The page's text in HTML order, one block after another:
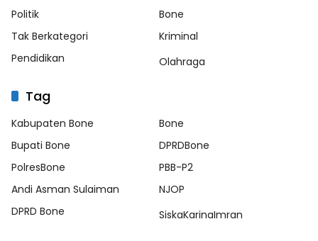
Politik
Bone
Tak Berkategori
Kriminal
Pendidikan
Olahraga
Tag
Kabupaten Bone
Bone
Bupati Bone
DPRDBone
PolresBone
PBB-P2
Andi Asman Sulaiman
NJOP
DPRD Bone
SiskaKarinaImran